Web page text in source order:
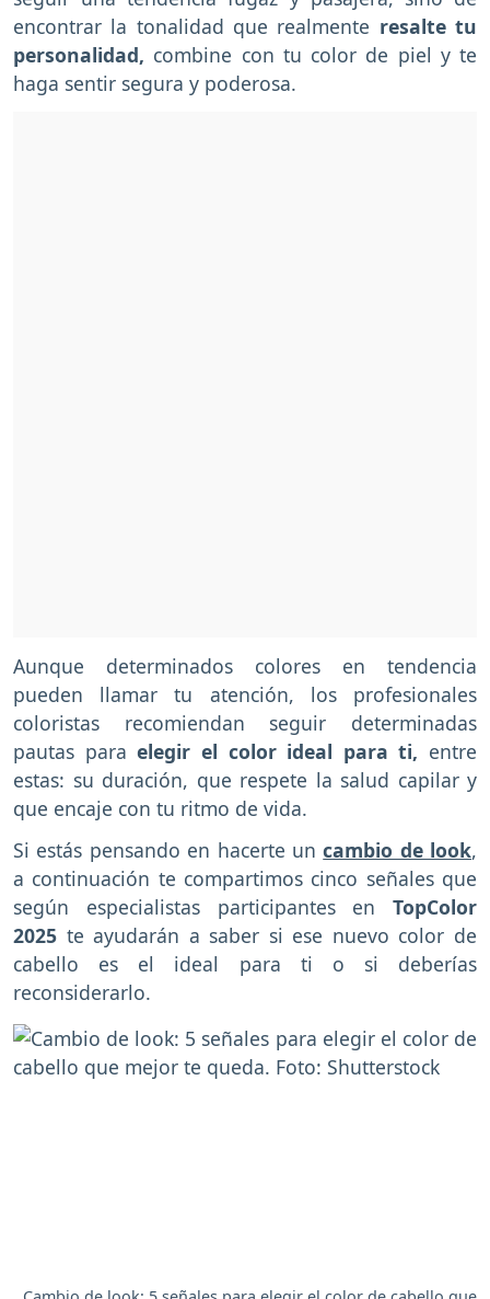
encontrar la tonalidad que realmente resalte tu
personalidad, combine con tu color de piel y te
haga sentir segura y poderosa.
Aunque determinados colores en tendencia
pueden llamar tu atención, los profesionales
coloristas recomiendan seguir determinadas
pautas para elegir el color ideal para ti, entre
estas: su duración, que respete la salud capilar y
que encaje con tu ritmo de vida.
Si estás pensando en hacerte uncambio de look,
a continuación te compartimos cinco señales que
según especialistas participantes en TopColor
2025 te ayudarán a saber si ese nuevo color de
cabello es el ideal para ti o si deberías
reconsiderarlo.